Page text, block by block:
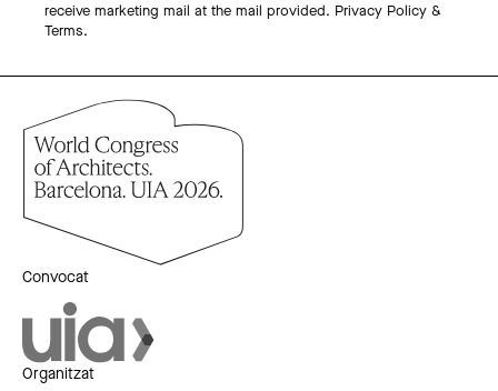
receive marketing mail at the mail provided. Privacy Policy &
Terms.
Convocat
Organitzat